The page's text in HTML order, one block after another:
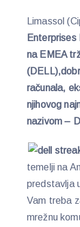
Limassol
na EMEA
računala,
njihovog
nazivom –
temelji na
predstavlja
Vam treba
mrežnu